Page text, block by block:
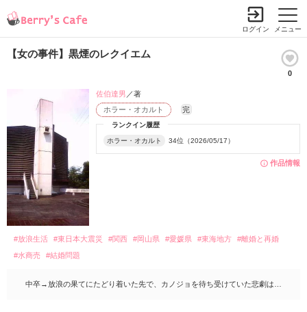
メニュー
ログイン
【女の事件】黒煙のレクイエム
0
作品情報
ランクイン履歴
ホラー・オカルト 34位（2026/05/17）
ホラー・オカルト 完
佐伯達男 ／著
#放浪生活 #東日本大震災 #関西 #岡山県 #愛媛県 #東海地方
#離婚と再婚
#水商売
#結婚問題
中卒→放浪の果てにたどり着いた先で、カノジョを待ち受けていた悲劇は…